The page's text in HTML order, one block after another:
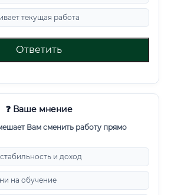
текущая работа
Ответить
❓ Ваше мнение
Вам сменить работу прямо
и доход
на обучение